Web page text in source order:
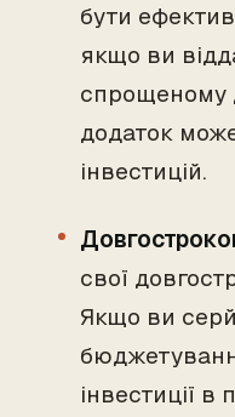
бути
якщо ви
спрощеному
додаток
інвестицій.
свої
Якщо ви
інвестиції